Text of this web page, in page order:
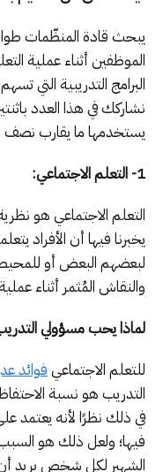
يبحث قادة المنظّمات
الموظفين أثناء عملية
البرامج التدريبية التي
نشاركك في هذا العدد
يستخدمها ما يقارب نصف
1- التعلم الاجتماعي:
التعلم الاجتماعي هو
يخبرنا فيها أن الأفراد
لبعضهم البعض أو
والنقاش المُثمر أثناء
لماذا يحب مسؤولي
للتعلم الاجتماعيفوائد
التدريب هو نسبة
في ذلك نظرًا لأنه يعتمد
فيها؛ ولعل ذلك هو السبب
الشهير لكل شخص يريد